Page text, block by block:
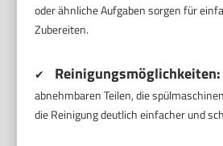
oder ähnliche Aufgaben sorgen für
Zubereiten.
✔ Reinigungsmöglichkeiten:
abnehmbaren Teilen, die
die Reinigung deutlich einfacher und